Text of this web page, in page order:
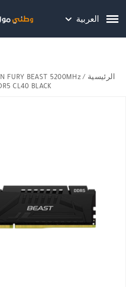
هل نزلت التطبيق
العربية
الرئيسية /
FURY BEAST 5200MHz
CL40 BLACK